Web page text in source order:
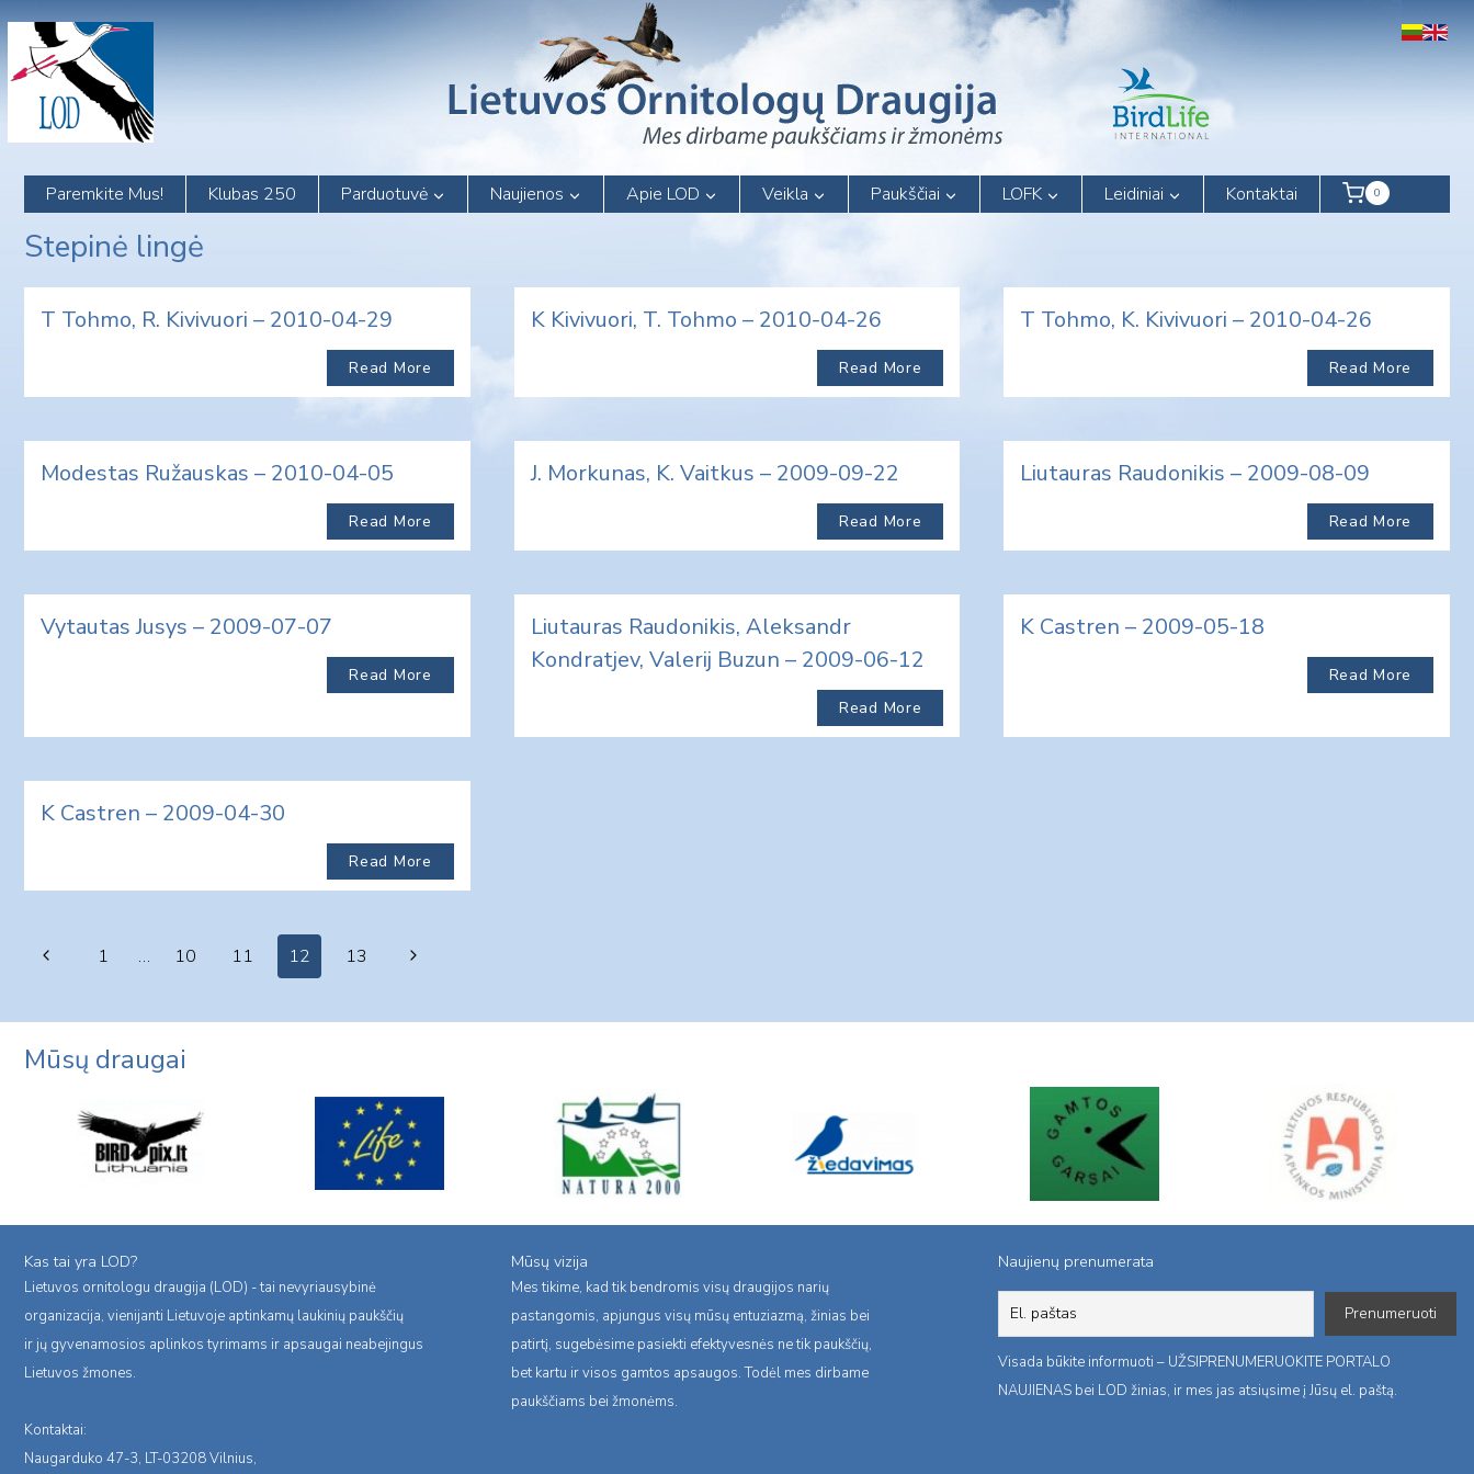
content
Paremkite Mus! Klubas 250 Parduotuvė Naujienos Apie LOD Veikla Paukščiai LOFK Leidiniai Kontaktai 0
Stepinė lingė
T Tohmo, R. Kivivuori – 2010-04-29
Read More
K Kivivuori, T. Tohmo – 2010-04-26
Read More
T Tohmo, K. Kivivuori – 2010-04-26
Read More
Modestas Ružauskas – 2010-04-05
Read More
J. Morkunas, K. Vaitkus – 2009-09-22
Read More
Liutauras Raudonikis – 2009-08-09
Read More
Vytautas Jusys – 2009-07-07
Read More
Liutauras Raudonikis, Aleksandr
Kondratjev, Valerij Buzun – 2009-06-12
Read More
K Castren – 2009-05-18
Read More
K Castren – 2009-04-30
Read More
Page
Previous1 … 10 11 12 13
Next
Mūsų draugai
Kas tai yra LOD?
Lietuvos ornitologu draugija (LOD) - tai nevyriausybinė
organizacija, vienijanti Lietuvoje aptinkamų laukinių paukščių
ir jų gyvenamosios aplinkos tyrimams ir apsaugai neabejingus
Lietuvos žmones.
Kontaktai:
Naugarduko 47-3, LT-03208 Vilnius,
Mūsų vizija
Mes tikime, kad tik bendromis visų draugijos narių
pastangomis, apjungus visų mūsų entuziazmą, žinias bei
patirtį, sugebėsime pasiekti efektyvesnės ne tik paukščių,
bet kartu ir visos gamtos apsaugos. Todėl mes dirbame
paukščiams bei žmonėms.
Naujienų prenumerata
Visada būkite informuoti – UŽSIPRENUMERUOKITE PORTALO
NAUJIENAS bei LOD žinias, ir mes jas atsiųsime į Jūsų el. paštą.